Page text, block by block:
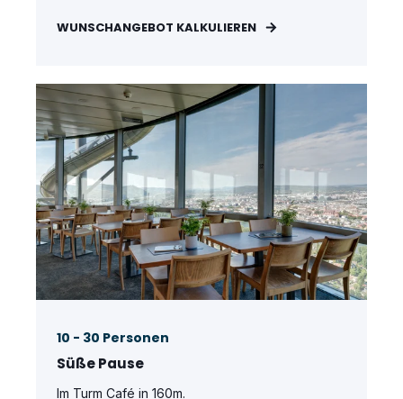
WUNSCHANGEBOT KALKULIEREN
10 - 30 Personen
Süße Pause
Im Turm Café in 160m.